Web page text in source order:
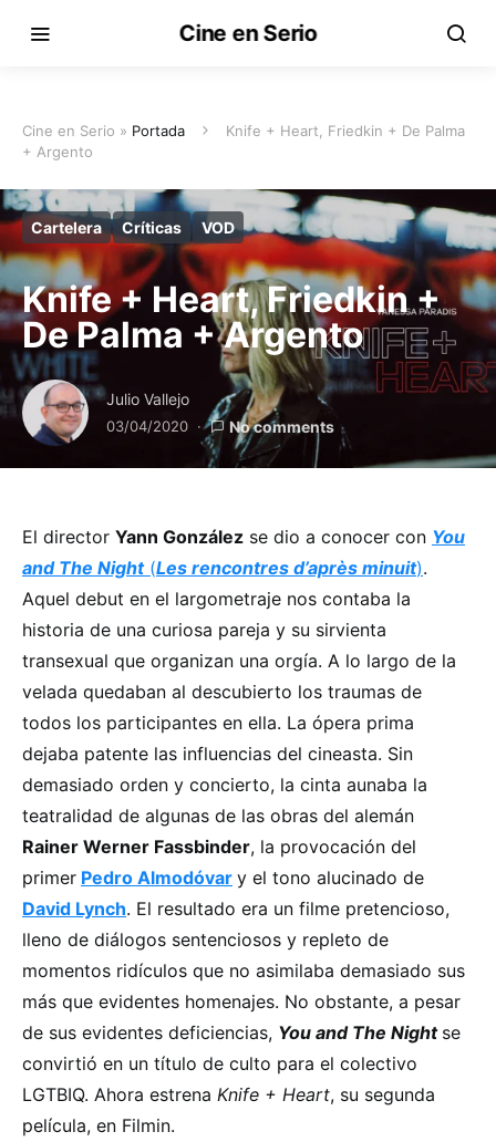
Cine en Serio
Cine en Serio » Portada
Knife + Heart, Friedkin + De Palma
+ Argento
Cartelera Críticas VOD
Knife + Heart, Friedkin +
De Palma + Argento
Julio Vallejo
03/04/2020 No comments
El director Yann González se dio a conocer con You
and The Night(Les rencontres d’après minuit).
Aquel debut en el largometraje nos contaba la
historia de una curiosa pareja y su sirvienta
transexual que organizan una orgía. A lo largo de la
velada quedaban al descubierto los traumas de
todos los participantes en ella. La ópera prima
dejaba patente las influencias del cineasta. Sin
demasiado orden y concierto, la cinta aunaba la
teatralidad de algunas de las obras del alemán
Rainer Werner Fassbinder, la provocación del
primer Pedro Almodóvar y el tono alucinado de
David Lynch. El resultado era un filme pretencioso,
lleno de diálogos sentenciosos y repleto de
momentos ridículos que no asimilaba demasiado sus
más que evidentes homenajes. No obstante, a pesar
de sus evidentes deficiencias, You and The Night se
convirtió en un título de culto para el colectivo
LGTBIQ. Ahora estrena Knife + Heart, su segunda
película, en Filmin.